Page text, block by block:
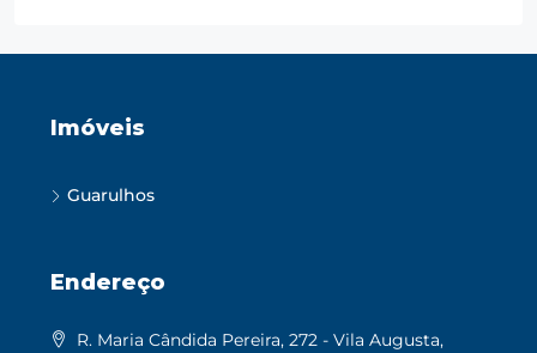
Imóveis
Guarulhos
Endereço
R. Maria Cândida Pereira, 272 - Vila Augusta,